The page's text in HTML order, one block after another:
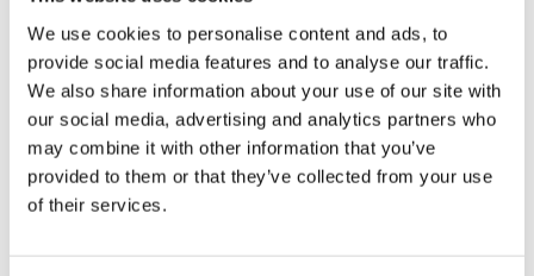
We use cookies to personalise content and ads, to
provide social media features and to analyse our traffic.
We also share information about your use of our site with
our social media, advertising and analytics partners who
may combine it with other information that you’ve
provided to them or that they’ve collected from your use
of their services.